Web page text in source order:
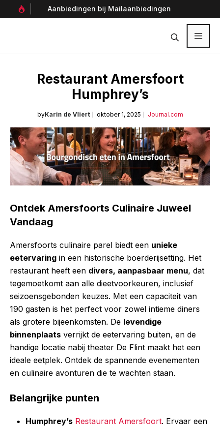
naar
Aanbiedingen bij Mailaanbiedingen
Restaurant Amersfoort
Humphrey’s
byKarin de Vliert oktober 1, 2025 Journal.com
Ontdek Amersfoorts Culinaire Juweel
Vandaag
Amersfoorts culinaire parel biedt een unieke
eetervaring in een historische boerderijsetting. Het
restaurant heeft een divers, aanpasbaar menu, dat
tegemoetkomt aan alle dieetvoorkeuren, inclusief
seizoensgebonden keuzes. Met een capaciteit van
190 gasten is het perfect voor zowel intieme diners
als grotere bijeenkomsten. De levendige
binnenplaats verrijkt de eetervaring buiten, en de
handige locatie nabij theater De Flint maakt het een
ideale eetplek. Ontdek de spannende evenementen
en culinaire avonturen die te wachten staan.
Belangrijke punten
Humphrey’s Restaurant Amersfoort. Ervaar een